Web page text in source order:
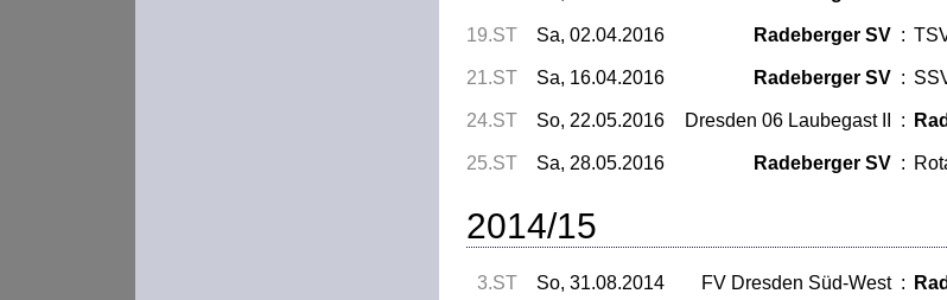
19.ST Sa, 02.04.2016 Radeberger SV :
21.ST Sa, 16.04.2016 Radeberger SV :
24.ST So, 22.05.2016 Dresden 06 Laubegast II :
25.ST Sa, 28.05.2016 Radeberger SV :
2014/15
3.ST So, 31.08.2014 FV Dresden Süd-West :